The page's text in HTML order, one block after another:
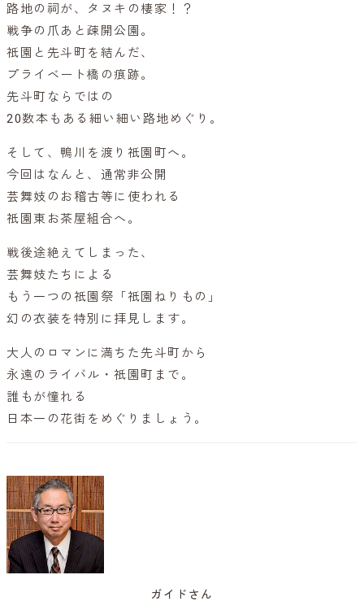
路地の祠が、タヌキの棲家！？
戦争の爪あと疎開公園。
祇園と先斗町を結んだ、
プライベート橋の痕跡。
先斗町ならではの
20数本もある細い細い路地めぐり。
そして、鴨川を渡り祇園町へ。
今回はなんと、通常非公開
芸舞妓のお稽古等に使われる
祇園東お茶屋組合へ。
戦後途絶えてしまった、
芸舞妓たちによる
もう一つの祇園祭「祇園ねりもの」
幻の衣装を特別に拝見します。
大人のロマンに満ちた先斗町から
永遠のライバル・祇園町まで。
誰もが憧れる
日本一の花街をめぐりましょう。
ガイドさん